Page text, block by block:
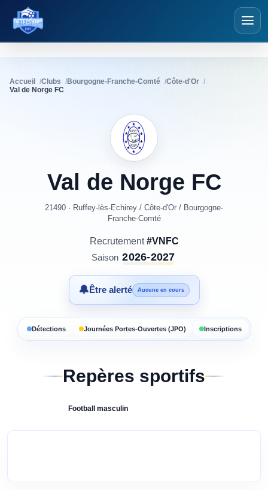
Détections Foot
Accueil Clubs Bourgogne-Franche-Comté
Côte-d'Or
Val de Norge FC
Val de Norge FC
21490 · Ruffey-lès-Echirey / Côte-d'Or / Bourgogne-
Franche-Comté
Recrutement#VNFC
Saison 2026-2027
🔔Être alerté Aucune en cours
Détections Journées Portes-Ouvertes (JPO) Inscriptions
Repères sportifs
Football masculin